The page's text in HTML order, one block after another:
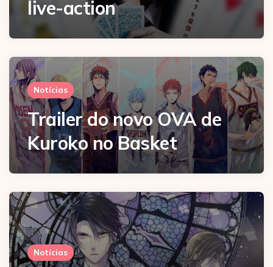
live-action
Notícias
Trailer do novo OVA de
Kuroko no Basket
Notícias